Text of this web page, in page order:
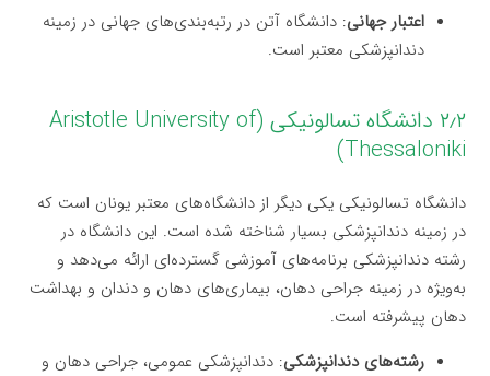
اعتبار جهانی: دانشگاه آتن در رتبه‌بندی‌های جهانی در زمینه
دندانپزشکی معتبر است.
۲٫۲ دانشگاه تسالونیکی (Aristotle University of
Thessaloniki)
دانشگاه تسالونیکی یکی دیگر از دانشگاه‌های معتبر یونان است که
در زمینه دندانپزشکی بسیار شناخته شده است. این دانشگاه در
رشته دندانپزشکی برنامه‌های آموزشی گسترده‌ای ارائه می‌دهد و
به‌ویژه در زمینه جراحی دهان، بیماری‌های دهان و دندان و بهداشت
دهان پیشرفته است.
رشته‌های دندانپزشکی: دندانپزشکی عمومی، جراحی دهان و